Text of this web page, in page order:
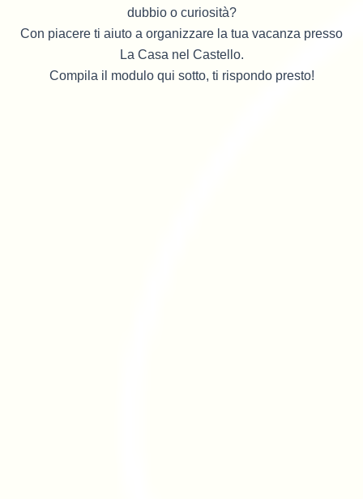
dubbio o curiosità?
Con piacere ti aiuto a organizzare la tua vacanza presso
La Casa nel Castello.
Compila il modulo qui sotto, ti rispondo presto!